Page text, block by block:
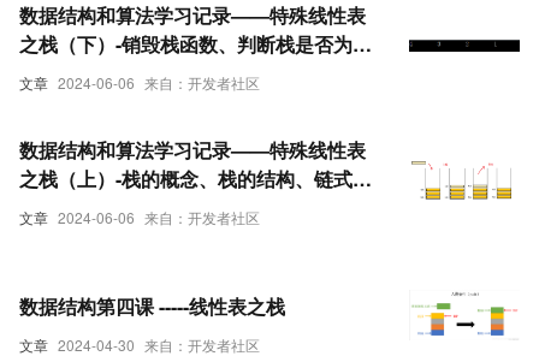
文章 2024-06-06 来自：开发者社区
数据结构和算法学习记录——特殊线性表
之栈（下）-销毁栈函数、判断栈是否为
空、压栈函数、出栈函数、取栈顶元素、
文章 2024-06-06 来自：开发者社区
数据结构和算法学习记录——特殊线性表
之栈（上）-栈的概念、栈的结构、链式栈
数组栈、栈的结构体定义、栈的基本接口
文章 2024-04-30 来自：开发者社区
数据结构第四课 -----线性表之栈